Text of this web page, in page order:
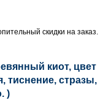
скидки на заказ.
киот, цвет
тиснение, стразы,
)